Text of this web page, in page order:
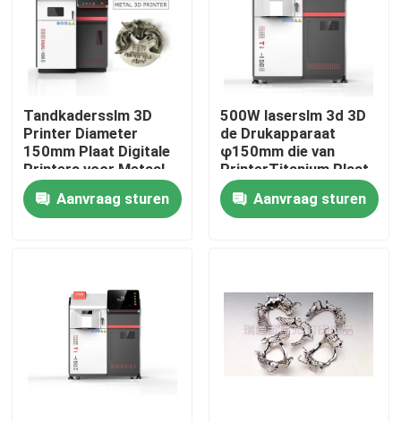
Over ons
Fabrieksreis
Kwaliteitscontrole
Contacteer ons
Alle Gevallen
3D Printer van het lasermetaal
Tandkadersslm 3D
Printer Diameter
150mm Plaat Digitale
Printers voor Metaal
Aanvraag sturen
500W laserslm 3d 3D
de Drukapparaat
φ150mm die van
PrinterTitanium Plaat
vormen
Aanvraag sturen